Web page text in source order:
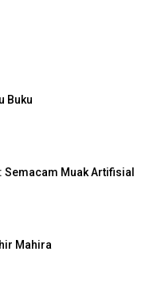
Buku
Semacam Muak Artifisial
Mahira